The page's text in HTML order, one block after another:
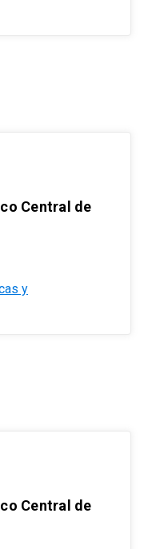
Central de
y
Central de